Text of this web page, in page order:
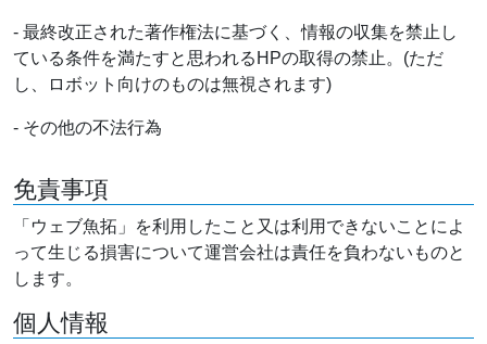
- 最終改正された著作権法に基づく、情報の収集を禁止し
ている条件を満たすと思われるHPの取得の禁止。(ただ
し、ロボット向けのものは無視されます)
- その他の不法行為
免責事項
「ウェブ魚拓」を利用したこと又は利用できないことによ
って生じる損害について運営会社は責任を負わないものと
します。
個人情報